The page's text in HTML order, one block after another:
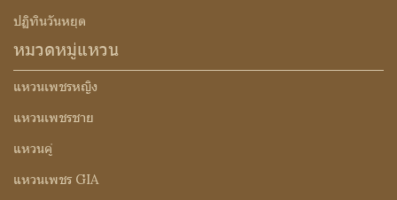
ปฏิทินวันหยุด
หมวดหมู่แหวน
แหวนเพชรหญิง
แหวนเพชรชาย
แหวนคู่
แหวนเพชร GIA